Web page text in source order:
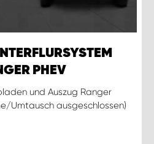
PHEV
und Auszug Ranger
Umtausch ausgeschlossen)